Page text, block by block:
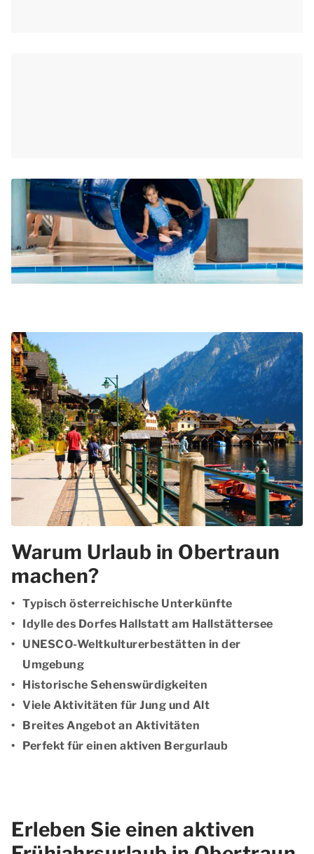
Warum Urlaub in Obertraun
machen?
Typisch österreichische Unterkünfte
Idylle des Dorfes Hallstatt am Hallstättersee
UNESCO-Weltkulturerbestätten in der
Umgebung
Historische Sehenswürdigkeiten
Viele Aktivitäten für Jung und Alt
Breites Angebot an Aktivitäten
Perfekt für einen aktiven Bergurlaub
Erleben Sie einen aktiven